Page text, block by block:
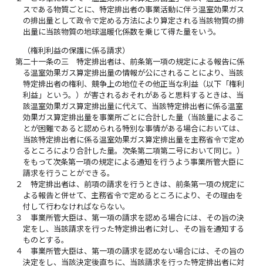
スである物質ごとに、特定排出者の事業活動に伴う温室効果ガス
の排出量として政令で定める方法により算定される当該物質の排
出量に当該物質の地球温暖化係数を乗じて得た量をいう。
（権利利益の保護に係る請求）
第二十一条の三
特定排出者は、前条第一項の規定による報告に係
る温室効果ガス算定排出量の情報が公にされることにより、当該
特定排出者の権利、競争上の地位その他正当な利益（以下「権利
利益」という。）が害されるおそれがあると思料するときは、当
該温室効果ガス算定排出量に代えて、当該特定排出者に係る温室
効果ガス算定排出量を事業所ごとに合計した量（当該量によるこ
とが困難であると認められる特別な事情がある場合においては、
当該特定排出者に係る温室効果ガス算定排出量を主務省令で定め
るところにより合計した量。次条第二項第二号において同じ。）
をもって次条第一項の規定による通知を行うよう事業所管大臣に
請求を行うことができる。
２
特定排出者は、前項の請求を行うときは、前条第一項の規定に
よる報告と併せて、主務省令で定めるところにより、その理由を
付して行わなければならない。
３
事業所管大臣は、第一項の請求を認める場合には、その旨の決
定をし、当該請求を行った特定排出者に対し、その旨を通知する
ものとする。
４
事業所管大臣は、第一項の請求を認めない場合には、その旨の
決定をし、当該決定後直ちに、当該請求を行った特定排出者に対